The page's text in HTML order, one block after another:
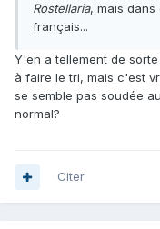
Rostellaria, mais
français...
Y'en a tellement de
à faire le tri, mais c'est
se semble pas soudée
normal?
Citer